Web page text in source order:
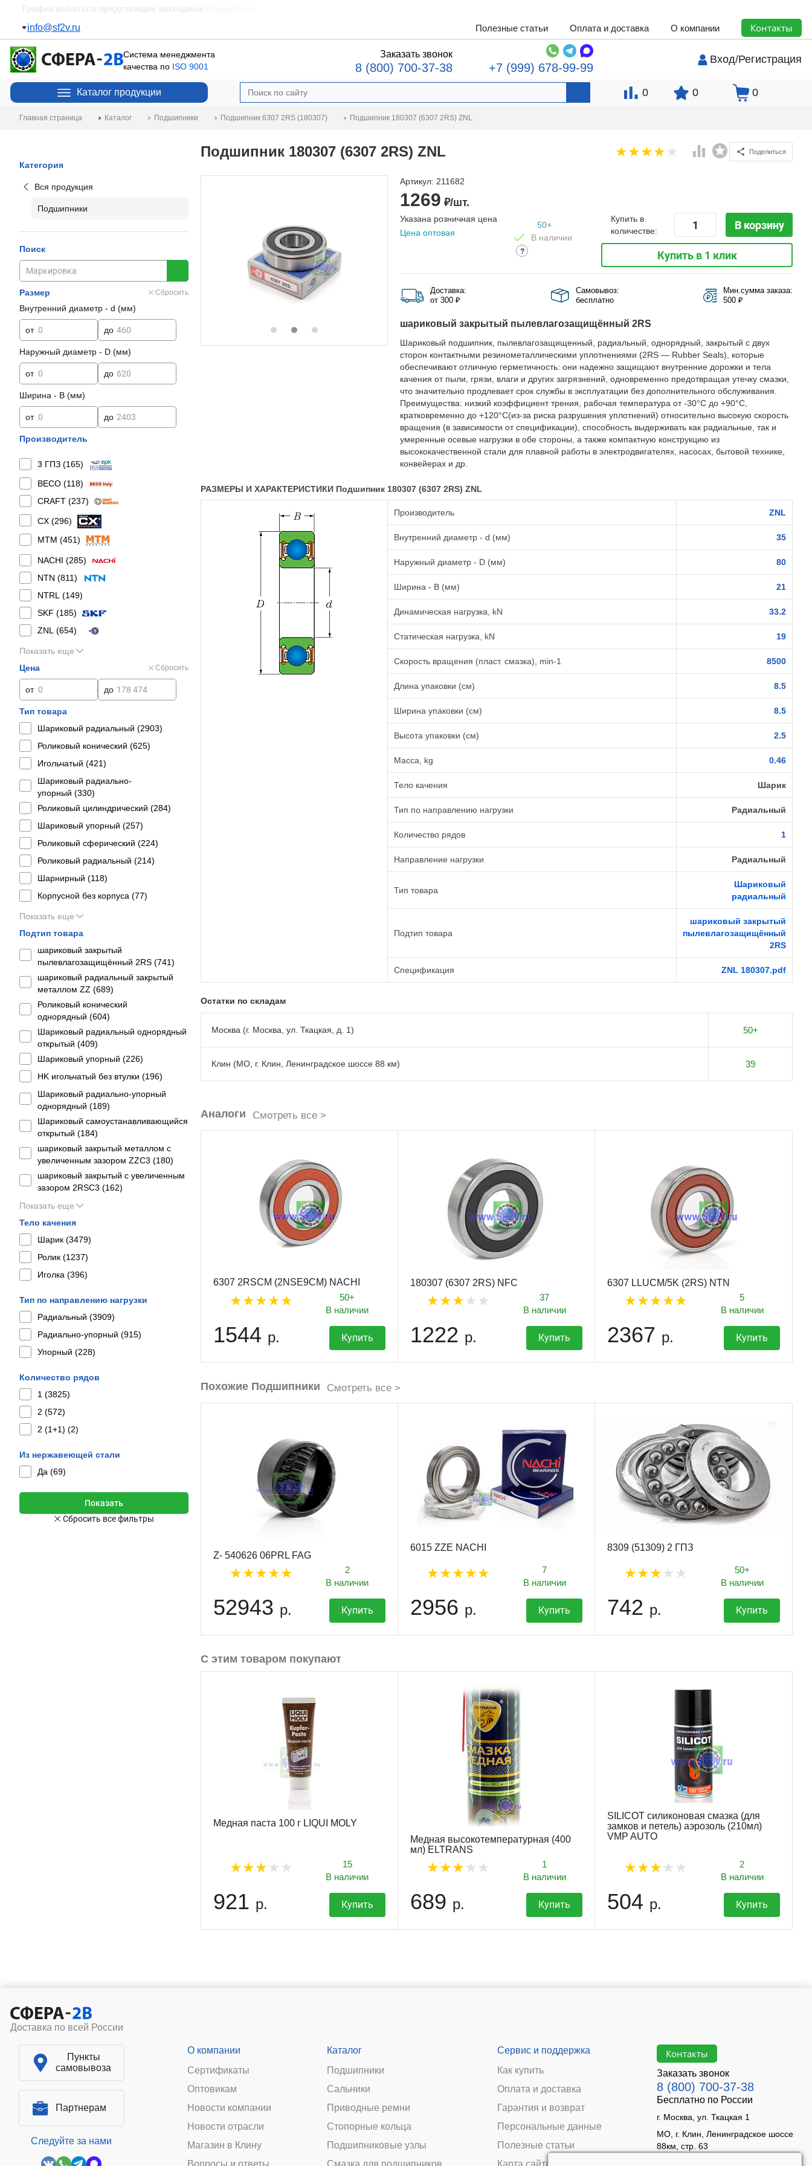
info@sf2v.ru Полезные статьи Оплата и доставка О компании Контакты
Система менеджмента
качества по ISO 9001
Заказать звонок
8 (800) 700-37-38 +7 (999) 678-99-99
Вход/Регистрация
Каталог продукции 0 0 0
Главная страница Каталог Подшипники Подшипник 6307 2RS (180307) Подшипник 180307 (6307 2RS) ZNL
Категория
Вся продукция
Подшипники
Поиск
Размер Сбросить
Внутренний диаметр - d (мм)
от до
Наружный диаметр - D (мм)
от до
Ширина - B (мм)
от до
Производитель
3 ГПЗ (165)
BECO (118)
CRAFT (237)
CX (296)
MTM (451)
NACHI (285)
NTN (811)
NTRL (149)
SKF (185)
ZNL (654)
Показать еще
Цена
Сбросить
от до
Тип товара
Шариковый радиальный (2903)
Роликовый конический (625)
Игольчатый (421)
Шариковый радиально-
упорный (330)
Роликовый цилиндрический (284)
Шариковый упорный (257)
Роликовый сферический (224)
Роликовый радиальный (214)
Шарнирный (118)
Корпусной без корпуса (77)
Показать еще
Подтип товара
шариковый закрытый
пылевлагозащищённый 2RS (741)
шариковый радиальный закрытый
металлом ZZ (689)
Роликовый конический
однорядный (604)
Шариковый радиальный однорядный
открытый (409)
Шариковый упорный (226)
HK игольчатый без втулки (196)
Шариковый радиально-упорный
однорядный (189)
Шариковый самоустанавливающийся
открытый (184)
шариковый закрытый металлом с
увеличенным зазором ZZC3 (180)
шариковый закрытый с увеличенным
зазором 2RSС3 (162)
Показать еще
Тело качения
Шарик (3479)
Ролик (1237)
Иголка (396)
Тип по направлению нагрузки
Радиальный (3909)
Радиально-упорный (915)
Упорный (228)
Количество рядов
1 (3825)
2 (572)
2 (1+1) (2)
Из нержавеющей стали
Да (69)
Подшипник 180307 (6307 2RS) ZNL Поделиться
Артикул: 211682
1269 ₽/шт.
Указана розничная цена
Цена оптовая
50+
В наличии
?
Купить в
количестве:
В корзину
Купить в 1 клик
Доставка:
от 300 ₽
Самовывоз:
бесплатно
Мин.сумма заказа:
500 ₽
шариковый закрытый пылевлагозащищённый 2RS
Шариковый подшипник, пылевлагозащищенный, радиальный, однорядный, закрытый с двух
сторон контактными резинометаллическими уплотнениями (2RS — Rubber Seals), которые
обеспечивают отличную герметичность: они надежно защищают внутренние дорожки и тела
качения от пыли, грязи, влаги и других загрязнений, одновременно предотвращая утечку смазки,
что значительно продлевает срок службы в эксплуатации без дополнительного обслуживания.
Преимущества: низкий коэффициент трения, рабочая температура от -30°C до +90°C,
кратковременно до +120°C(из-за риска разрушения уплотнений) относительно высокую скорость
вращения (в зависимости от спецификации), способность выдерживать как радиальные, так и
умеренные осевые нагрузки в обе стороны, а также компактную конструкцию из
высококачественной стали для плавной работы в электродвигателях, насосах, бытовой технике,
конвейерах и др.
РАЗМЕРЫ И ХАРАКТЕРИСТИКИ Подшипник 180307 (6307 2RS) ZNL
Производитель ZNL
Внутренний диаметр - d (мм) 35
Наружный диаметр - D (мм) 80
Ширина - B (мм) 21
Динамическая нагрузка, kN 33.2
Статическая нагрузка, kN 19
Скорость вращения (пласт. смазка), min-1 8500
Длина упаковки (см) 8.5
Ширина упаковки (см) 8.5
Высота упаковки (см) 2.5
Масса, kg 0.46
Тело качения Шарик
Тип по направлению нагрузки Радиальный
Количество рядов 1
Направление нагрузки Радиальный
Тип товара
Шариковый
радиальный
Подтип товара
шариковый закрытый
пылевлагозащищённый
2RS
Спецификация ZNL 180307.pdf
Остатки по складам
Москва (г. Москва, ул. Ткацкая, д. 1) 50+
Клин (МО, г. Клин, Ленинградское шоссе 88 км) 39
Аналоги Смотреть все >
6307 2RSCM (2NSE9CM) NACHI
50+
В наличии
1544 р. Купить
180307 (6307 2RS) NFC
37
В наличии
1222 р. Купить
6307 LLUCM/5K (2RS) NTN
5
В наличии
2367 р. Купить
Похожие Подшипники Смотреть все >
Z- 540626 06PRL FAG
2
В наличии
52943 р. Купить
6015 ZZE NACHI
7
В наличии
2956 р. Купить
8309 (51309) 2 ГПЗ
50+
В наличии
742 р. Купить
С этим товаром покупают
Медная паста 100 г LIQUI MOLY
15
В наличии
921 р. Купить
Медная высокотемпературная (400
мл) ELTRANS
1
В наличии
689 р. Купить
SILICOT силиконовая смазка (для
замков и петель) аэрозоль (210мл)
VMP AUTO
2
В наличии
504 р. Купить
Доставка по всей России
Пункты
самовывоза
Партнерам
Следуйте за нами
О компании
Сертификаты
Оптовикам
Новости компании
Новости отрасли
Магазин в Клину
Каталог
Подшипники
Сальники
Приводные ремни
Стопорные кольца
Подшипниковые узлы
Сервис и поддержка
Как купить
Оплата и доставка
Гарантия и возврат
Персональные данные
Полезные статьи
Контакты
Заказать звонок
8 (800) 700-37-38
Бесплатно по России
г. Москва, ул. Ткацкая 1
МО, г. Клин, Ленинградское шоссе
88км, стр. 63